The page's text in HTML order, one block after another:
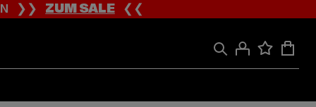
❯❯ZUM SALE❮❮